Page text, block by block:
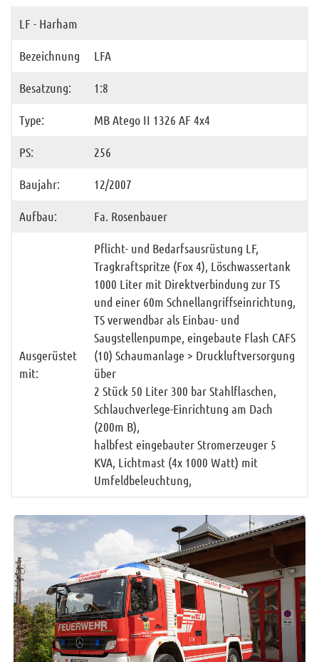
Container
Gebäude
Veranstaltungen
Mitgliederbereich
Impressum
RSS News
Datenschutz
LF - Harham
Bezeichnung LFA
Besatzung: 1:8
Type: MB Atego II 1326 AF 4x4
PS: 256
Baujahr: 12/2007
Aufbau: Fa. Rosenbauer
Ausgerüstet
mit:
Pflicht- und Bedarfsausrüstung LF,
Tragkraftspritze (Fox 4), Löschwassertank
1000 Liter mit Direktverbindung zur TS
und einer 60m Schnellangriffseinrichtung,
TS verwendbar als Einbau- und
Saugstellenpumpe, eingebaute Flash CAFS
(10) Schaumanlage > Druckluftversorgung
über
2 Stück 50 Liter 300 bar Stahlflaschen,
Schlauchverlege-Einrichtung am Dach
(200m B),
halbfest eingebauter Stromerzeuger 5
KVA, Lichtmast (4x 1000 Watt) mit
Umfeldbeleuchtung,